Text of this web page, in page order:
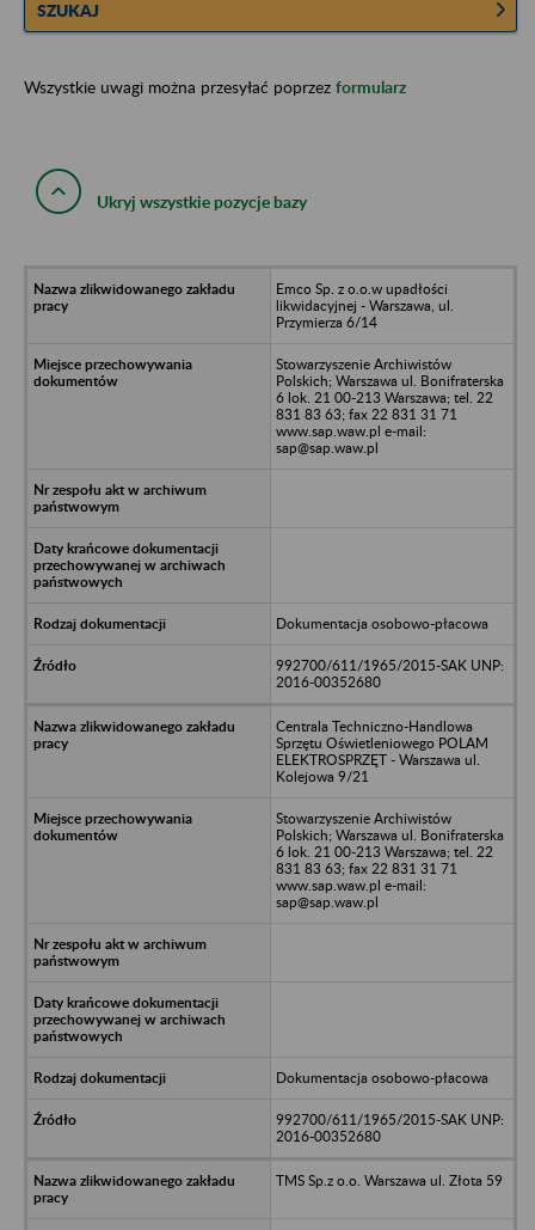
SZUKAJ
Wszystkie uwagi można przesyłać poprzez formularz
Ukryj wszystkie pozycje bazy
Emco Sp. z o.o.w upadłości
likwidacyjnej - Warszawa, ul.
Przymierza 6/14
Stowarzyszenie Archiwistów
Polskich; Warszawa ul. Bonifraterska
6 lok. 21 00-213 Warszawa; tel. 22
831 83 63; fax 22 831 31 71
www.sap.waw.pl e-mail:
sap@sap.waw.pl
Dokumentacja osobowo-płacowa
992700/611/1965/2015-SAK UNP:
2016-00352680
Centrala Techniczno-Handlowa
Sprzętu Oświetleniowego POLAM
ELEKTROSPRZĘT - Warszawa ul.
Kolejowa 9/21
Stowarzyszenie Archiwistów
Polskich; Warszawa ul. Bonifraterska
6 lok. 21 00-213 Warszawa; tel. 22
831 83 63; fax 22 831 31 71
www.sap.waw.pl e-mail:
sap@sap.waw.pl
Dokumentacja osobowo-płacowa
992700/611/1965/2015-SAK UNP:
2016-00352680
TMS Sp.z o.o. Warszawa ul. Złota 59